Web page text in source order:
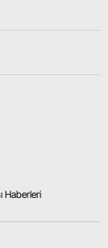
Haberleri